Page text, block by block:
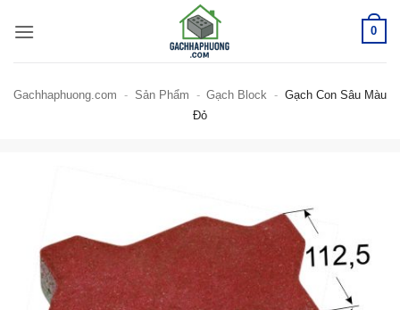
qua
0
Gachhaphuong.com - Sản Phẩm - Gạch Block - Gạch Con Sâu Màu
Đỏ